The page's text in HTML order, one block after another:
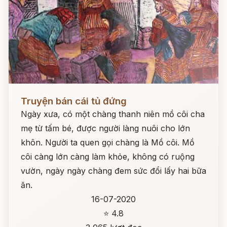
Truyện bán cái tủ đứng
Ngày xưa, có một chàng thanh niên mồ côi cha
mẹ từ tấm bé, được người làng nuôi cho lớn
khôn. Người ta quen gọi chàng là Mồ côi. Mồ
côi càng lớn càng làm khỏe, không có ruộng
vườn, ngày ngày chàng đem sức đổi lấy hai bữa
ăn.
16-07-2020
⭐ 4.8